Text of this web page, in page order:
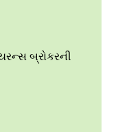
બ્રોકરની